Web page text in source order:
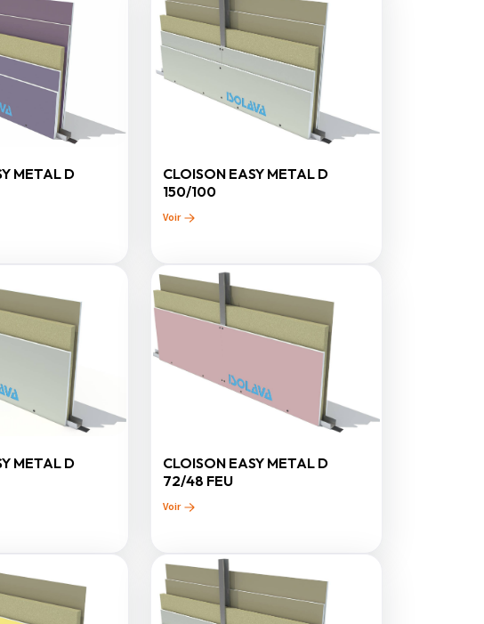
METAL D
CLOISON EASY METAL D
150/100
Voir
METAL D
CLOISON EASY METAL D
72/48 FEU
Voir